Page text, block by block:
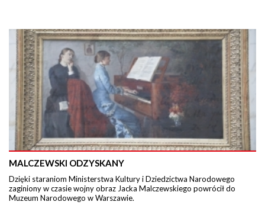
MALCZEWSKI ODZYSKANY
Dzięki staraniom Ministerstwa Kultury i Dziedzictwa Narodowego
zaginiony w czasie wojny obraz Jacka Malczewskiego powrócił do
Muzeum Narodowego w Warszawie.